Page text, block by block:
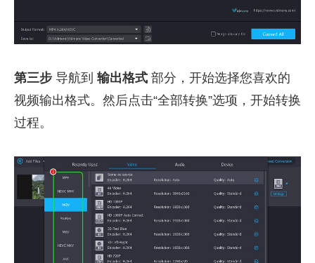
第三步 导航到 输出格式 部分，开始选择您喜欢的
视频输出格式。然后点击“全部转换”选项，开始转换
过程。